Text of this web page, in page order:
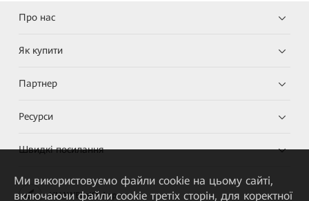
Про нас
Як купити
Партнер
Ресурси
Швидкі посилання
HUAWEI eKit App
Ми використовуємо файли cookie на цьому сайті,
включаючи файли cookie третіх сторін, для коректної